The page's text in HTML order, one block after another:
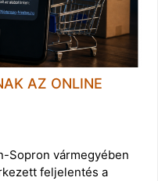
AZ ONLINE
Sopron vármegyében
feljelentés a